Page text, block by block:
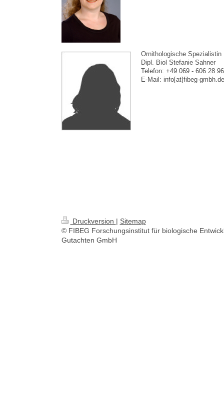
Ornithologische Spezialistin
Dipl. Biol Stefanie Sahner
Telefon: +49 069 - 606 28
E-Mail: info[at]fibeg-gmbh.de
Druckversion | Sitemap
© FIBEG Forschungsinstitut für biologische
Gutachten GmbH